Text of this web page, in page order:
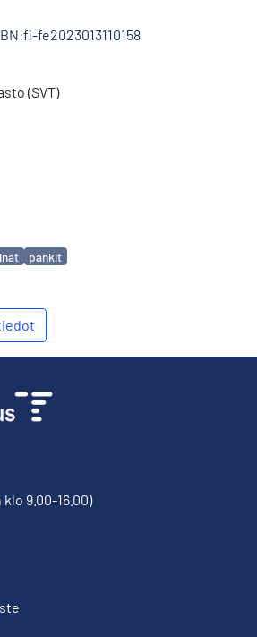
fe2023013110158
(SVT)
pankit
9.00-16.00)